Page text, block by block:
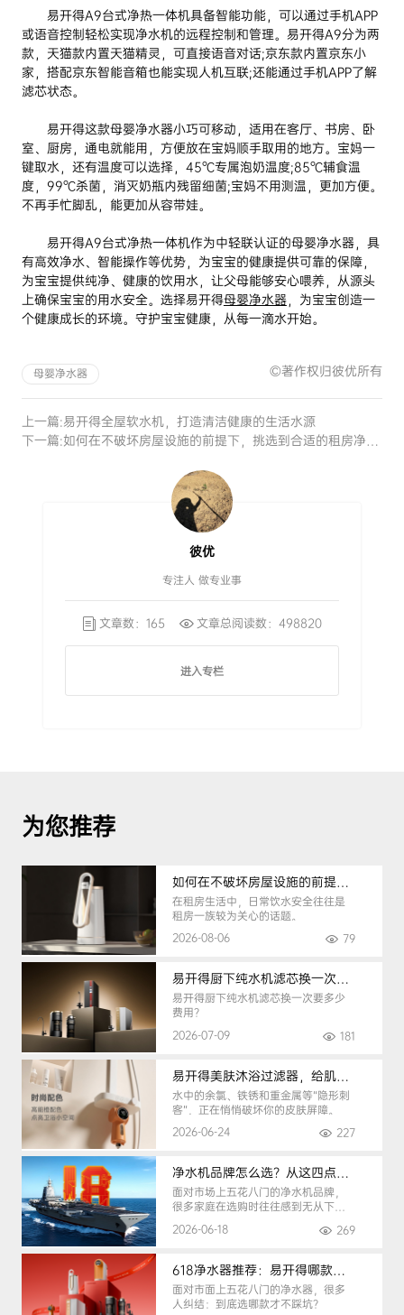
易开得A9台式净热一体机具备智能功能，可以通过手机APP
或语音控制轻松实现净水机的远程控制和管理。易开得A9分为两
款，天猫款内置天猫精灵，可直接语音对话;京东款内置京东小
家，搭配京东智能音箱也能实现人机互联;还能通过手机APP了解
滤芯状态。
易开得这款母婴净水器小巧可移动，适用在客厅、书房、卧
室、厨房，通电就能用，方便放在宝妈顺手取用的地方。宝妈一
键取水，还有温度可以选择，45℃专属泡奶温度;85℃辅食温
度，99℃杀菌，消灭奶瓶内残留细菌;宝妈不用测温，更加方便。
不再手忙脚乱，能更加从容带娃。
易开得A9台式净热一体机作为中轻联认证的母婴净水器，具
有高效净水、智能操作等优势，为宝宝的健康提供可靠的保障，
为宝宝提供纯净、健康的饮用水，让父母能够安心喂养，从源头
上确保宝宝的用水安全。选择易开得母婴净水器，为宝宝创造一
个健康成长的环境。守护宝宝健康，从每一滴水开始。
母婴净水器 ©著作权归彼优所有
上一篇:易开得全屋软水机，打造清洁健康的生活水源
下一篇:如何在不破坏房屋设施的前提下，挑选到合适的租房净水器
彼优
专注人 做专业事
文章数：165 文章总阅读数：498820
进入专栏
为您推荐
如何在不破坏房屋设施的前提下，挑选到合适的租房净水器
在租房生活中，日常饮水安全往往是
租房一族较为关心的话题。
2026-08-06
79
易开得厨下纯水机滤芯换一次要多少钱
易开得厨下纯水机滤芯换一次要多少
费用？
2026-07-09
181
易开得美肤沐浴过滤器，给肌肤纯净呵护
水中的余氯、铁锈和重金属等“隐形刺
客”，正在悄悄破坏你的皮肤屏障。
2026-06-24
227
净水机品牌怎么选？从这四点入手，避开90%的选购陷阱
面对市场上五花八门的净水机品牌，
很多家庭在选购时往往感到无从下
2026-06-18 269
618净水器推荐：易开得哪款最适合你？
面对市面上五花八门的净水器，很多
人纠结：到底选哪款才不踩坑？